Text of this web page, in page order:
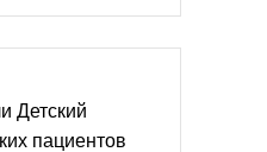
Детский
пациентов